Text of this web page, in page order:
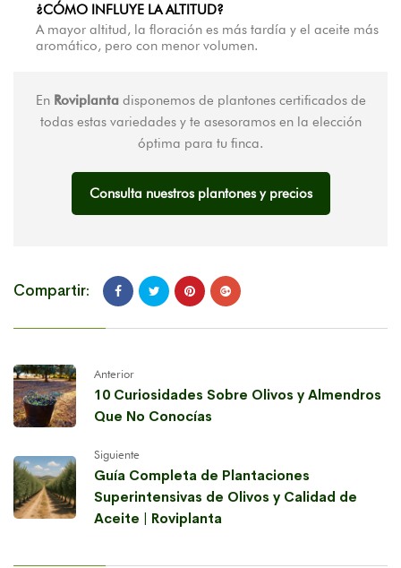
¿CÓMO INFLUYE LA ALTITUD?
A mayor altitud, la floración es más tardía y el aceite más
aromático, pero con menor volumen.
En Roviplantadisponemos de plantones certificados de
todas estas variedades y te asesoramos en la elección
óptima para tu finca.
Consulta nuestros plantones y precios
Compartir:
Anterior
10 Curiosidades Sobre Olivos y Almendros
Que No Conocías
Siguiente
Guía Completa de Plantaciones
Superintensivas de Olivos y Calidad de
Aceite | Roviplanta